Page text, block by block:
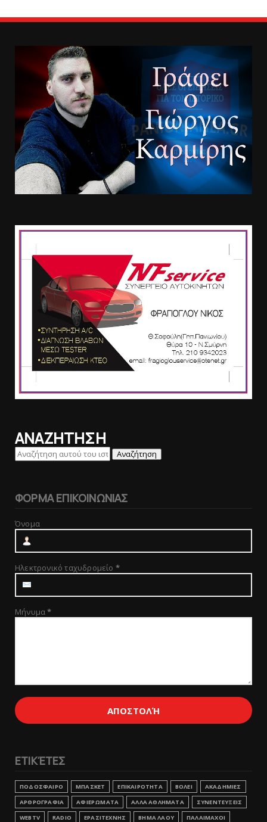
ΑΝΑΖΗΤΗΣΗ
ΦΟΡΜΑ ΕΠΙΚΟΙΝΩΝΙΑΣ
Όνομα
Ηλεκτρονικό ταχυδρομείο *
Μήνυμα*
ΕΤΙΚΈΤΕΣ
ΠΟΔΟΣΦΑΙΡΟ ΜΠΑΣΚΕΤ ΕΠΙΚΑΙΡΟΤΗΤΑ ΒΟΛΕΙ
ΑΚΑΔΗΜΙΕΣ
ΑΡΘΡΟΓΡΑΦΙΑ
ΑΦΙΕΡΩΜΑΤΑ ΑΛΛΑ ΑΘΛΗΜΑΤΑ
ΣΥΝΕΝΤΕΥΞΕΙΣ
WEBTV
RADIO ΕΡΑΣΙΤΕΧΝΗΣ ΒΗΜΑ ΛΑΟΥ ΠΑΛΑΙΜΑΧΟΙ